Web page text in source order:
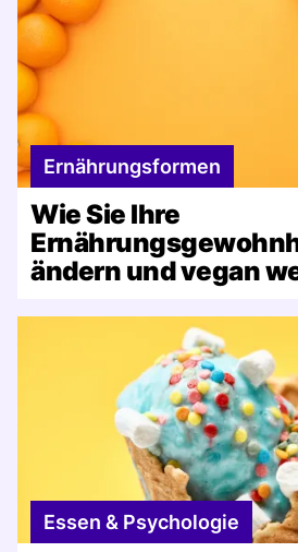
Ernährungsformen
Wie Sie Ihre
ändern und vegan
Essen & Psychologie